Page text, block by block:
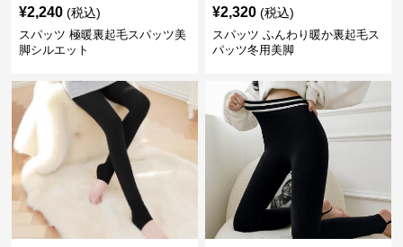
¥2,240 (税込)
スパッツ 極暖裏起毛スパッツ美
脚シルエット
¥2,320 (税込)
スパッツ ふんわり暖か裏起毛ス
パッツ冬用美脚